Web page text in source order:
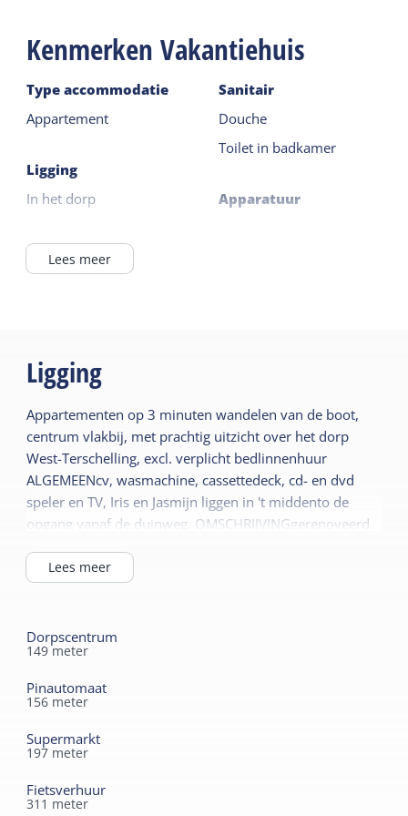
Kenmerken Vakantiehuis
Type accommodatie
Appartement
Ligging
In het dorp
Algemeen
Slaapkamer begane
Rookvrij
Wifi privé
Dekbedden
Sanitair
Douche
Toilet in badkamer
Apparatuur
Buiten
Terras
Lees meer
Ligging
Appartementen op 3 minuten wandelen van de boot,
centrum vlakbij, met prachtig uitzicht over het dorp
West-Terschelling, excl. verplicht bedlinnenhuur
ALGEMEENcv, wasmachine, cassettedeck, cd- en dvd
speler en TV, Iris en Jasmijn liggen in 't middento de
opgang vanaf de duinweg. OMSCHRIJVINGgerenoveerd
uitzicht over het dorp naar de waddenzee, praktisch en
verzorgd ingericht WOONKAMERvloer: plavuizen, 2,5
met 4 stoelen, open keuken met 4-pits kookplaat en
afzuigkap, koelkast, koffiezetapparaat,
douche, toilet, wastafel wk SLAAPKAMERS (begane
2x1 persoons bedden box spring 090 x 2.00
KINDERATTRIBUTENnee, slaapkamers te klein voor
bijplaatsen kinderbed SLAAPKAMERMATERIAALvloer
plavuizen, synth dekbedden: 4x1 pers.
Lees meer
Dorpscentrum
149 meter
Pinautomaat
156 meter
Supermarkt
197 meter
Fietsverhuur
311 meter